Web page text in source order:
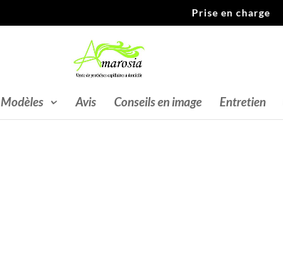
Prise en charge
Modèles Avis Conseils en image Entretien